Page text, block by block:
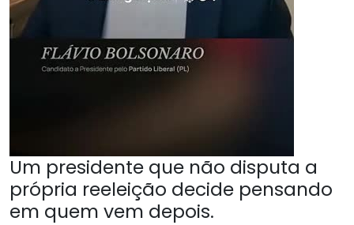
Um presidente que não disputa a
própria reeleição decide pensando
em quem vem depois.